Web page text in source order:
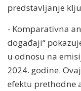
predstavljanje
- Komparativna
događaji“
u odnosu na
2024. godine.
efektu prethodne